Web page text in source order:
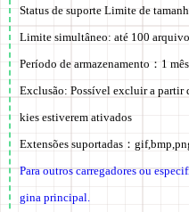
Status de suporte Limite de
Limite simultâneo: até 100
Período de armazenamento： 1
Exclusão: Possível excluir a partir
kies estiverem ativados
Extensões suportadas：
Para outros carregadores ou
gina principal.